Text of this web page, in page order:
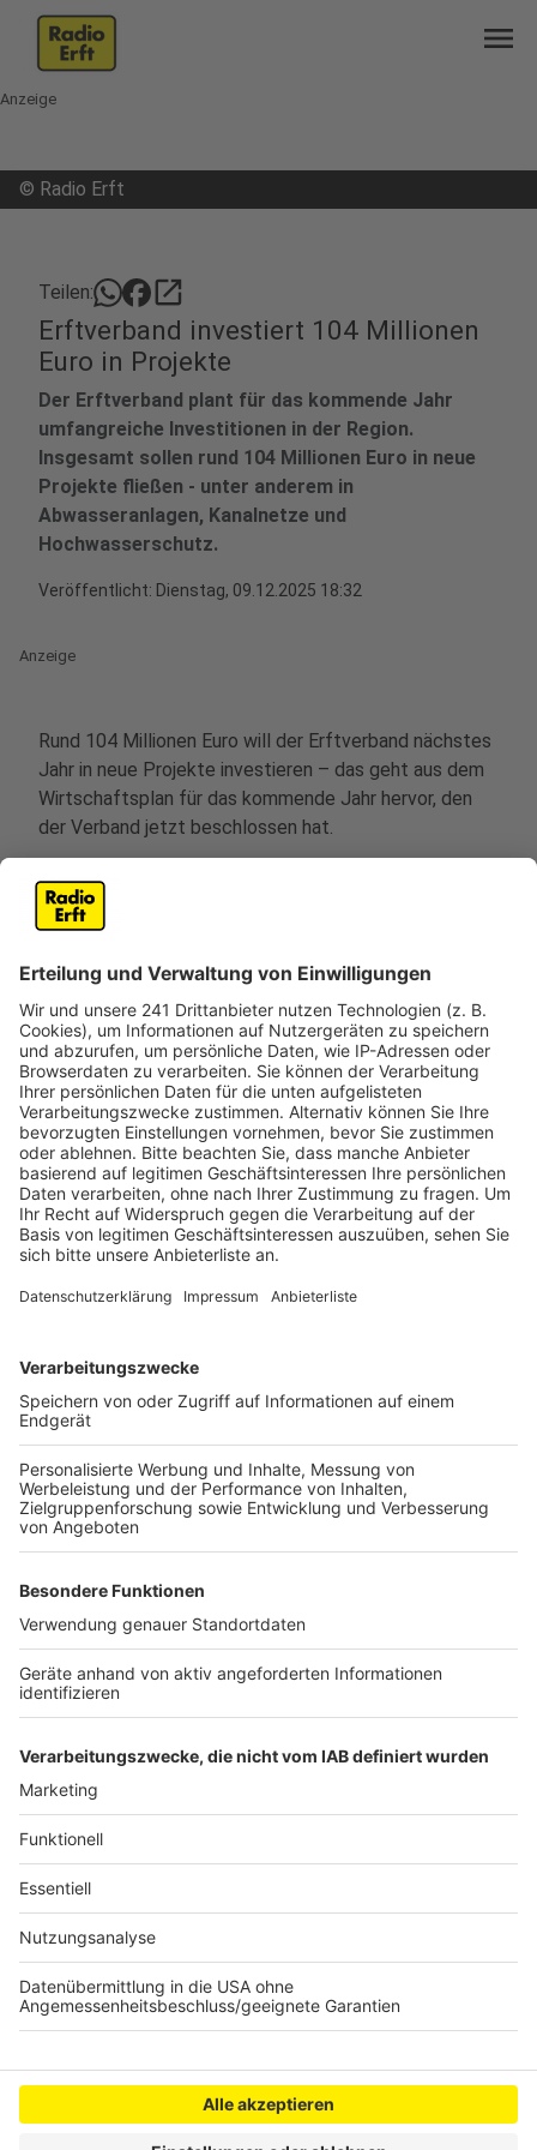
menu
Anzeige
© Radio Erft
Teilen: open_in_new
Erftverband investiert 104 Millionen
Euro in Projekte
Der Erftverband plant für das kommende Jahr
umfangreiche Investitionen in der Region.
Insgesamt sollen rund 104 Millionen Euro in neue
Projekte fließen - unter anderem in
Abwasseranlagen, Kanalnetze und
Hochwasserschutz.
Veröffentlicht: Dienstag, 09.12.2025 18:32
Anzeige
Rund 104 Millionen Euro will der Erftverband nächstes
Jahr in neue Projekte investieren – das geht aus dem
Wirtschaftsplan für das kommende Jahr hervor, den
der Verband jetzt beschlossen hat.
Ein Großteil des Budgets, nämlich 49 Millionen Euro, ist
für die Modernisierung der Abwasseranlagen
vorgesehen. Zusätzlich sollen 18 Millionen Euro in den
Ausbau der Kanalnetze investiert werden. Auch der
Hochwasserschutz spielt eine zentrale Rolle im
Wirtschaftsplan des Erftverbands. 16 Millionen Euro
sind für den Ausbau der Gewässer und den Schutz vor
Hochwasser eingeplant.
Neben den Plänen für das kommende Jahr hat der
Erftverband auch auf die Erfolge des laufenden Jahres
zurückgeblickt. Besonders die Hochwasserschutz-
Kooperation zeigt positive Entwicklungen. Seit
Oktober ist die Stadt Bedburg Teil der
Zusammenarbeit, die mittlerweile drei Kreise und 18
Kommunen umfasst. Gemeinsam arbeiten die Partner
besser gegen Hochwasser zu wappnen.
Anzeige
Weitere Themen von Rhein und Erft
Anzeige
Sanierung der Himmelsleiter an der Glessener
Höhe
Weltrekordversuch eines Pulheimer gescheitert
Anzeige
Anzeige